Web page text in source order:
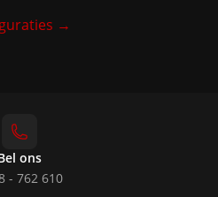
→
ons
- 762 610